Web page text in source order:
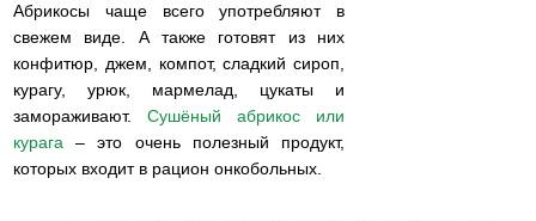
Абрикосы чаще всего употребляют в
свежем виде. А также готовят из них
конфитюр, джем, компот, сладкий сироп,
курагу, урюк, мармелад, цукаты и
замораживают. Сушёный абрикос или
курага – это очень полезный продукт,
которых входит в рацион онкобольных.